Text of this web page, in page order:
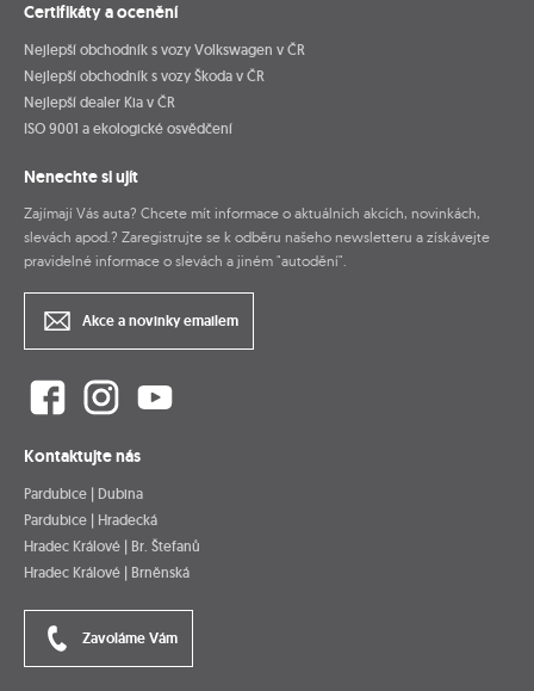
Certifikáty a ocenění
Nejlepší obchodník s vozy Volkswagen v ČR
Nejlepší obchodník s vozy Škoda v ČR
Nejlepší dealer Kia v ČR
ISO 9001 a ekologické osvědčení
Nenechte si ujít
Zajímají Vás auta? Chcete mít informace o aktuálních akcích, novinkách,
slevách apod.? Zaregistrujte se k odběru našeho newsletteru a získávejte
pravidelné informace o slevách a jiném "autodění".
Akce a novinky emailem
Kontaktujte nás
Pardubice | Dubina
Pardubice | Hradecká
Hradec Králové | Br. Štefanů
Hradec Králové | Brněnská
Zavoláme Vám